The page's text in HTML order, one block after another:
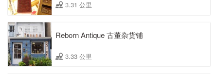
3.31 公里
Reborn Antique 古董杂货铺
3.33 公里